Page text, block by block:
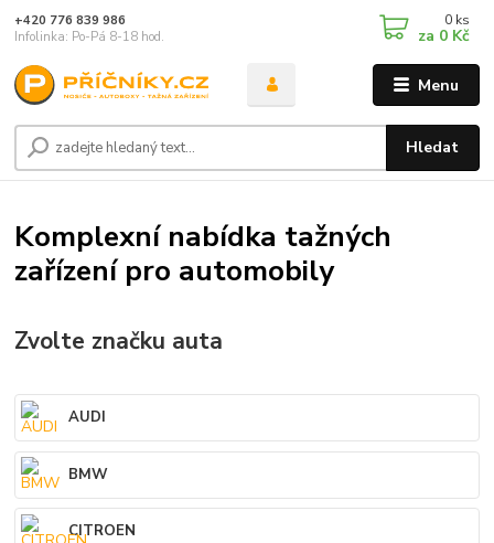
Menu
Hledat
+420 776 839 986
Infolinka: Po-Pá 8-18 hod.
0 ks
za 0 Kč
Komplexní nabídka tažných
zařízení pro automobily
Zvolte značku auta
AUDI
BMW
CITROEN